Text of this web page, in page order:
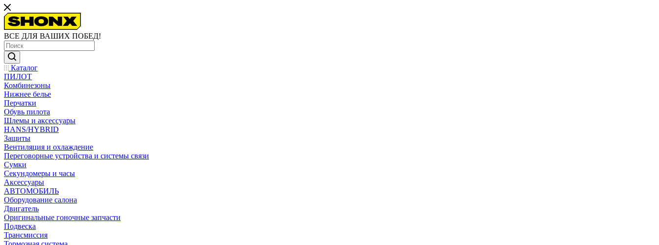
ВСЕ ДЛЯ ВАШИХ ПОБЕД!
Каталог
ПИЛОТ
Комбинезоны
Нижнее белье
Перчатки
Обувь пилота
Шлемы и аксессуары
HANS/HYBRID
Защиты
Вентиляция и охлаждение
Переговорные устройства и системы связи
Сумки
Секундомеры и часы
Аксессуары
АВТОМОБИЛЬ
Оборудование салона
Двигатель
Оригинальные гоночные запчасти
Подвеска
Трансмиссия